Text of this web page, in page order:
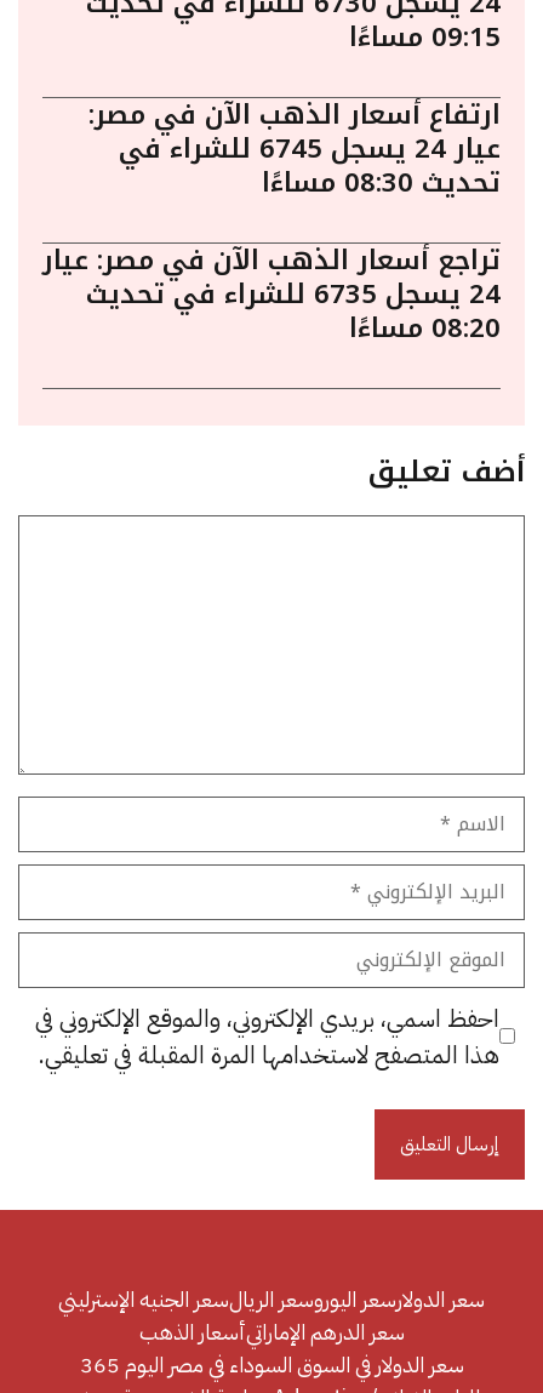
09:15 مساءًا
ارتفاع أسعار الذهب الآن في مصر:
عيار 24 يسجل 6745 للشراء في
تحديث 08:30 مساءًا
تراجع أسعار الذهب الآن في مصر: عيار
24 يسجل 6735 للشراء في تحديث
08:20 مساءًا
أضف تعليق
الاسم
البريد
الإلكتروني
الموقع
الإلكتروني
احفظ اسمي، بريدي الإلكتروني، والموقع الإلكتروني في
هذا المتصفح لاستخدامها المرة المقبلة في تعليقي.
سعر الدولارسعر اليوروسعر الريالسعر الجنيه الإسترليني
سعر الدرهم الإماراتيأسعار الذهب
سعر الدولار في السوق السوداء في مصر اليوم 365